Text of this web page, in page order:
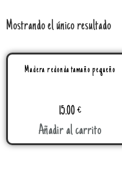
Mostrando el único resultado
Madera redonda tamaño pequeño
15.00€
Añadir al carrito